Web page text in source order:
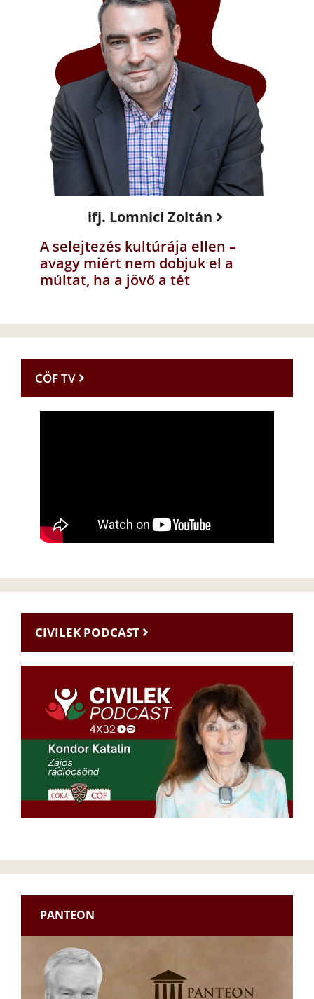
ifj. Lomnici Zoltán
A selejtezés kultúrája ellen –
avagy miért nem dobjuk el a
múltat, ha a jövő a tét
CÖF TV
CIVILEK PODCAST
PANTEON